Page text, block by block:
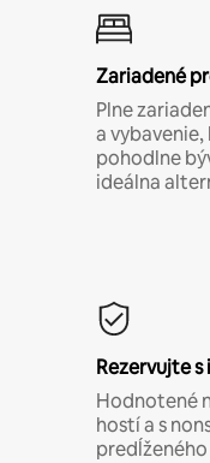
Zariadené
Plne
a
pohodlne
ideálna
Rezervujte
Hodnotené
hostí a s